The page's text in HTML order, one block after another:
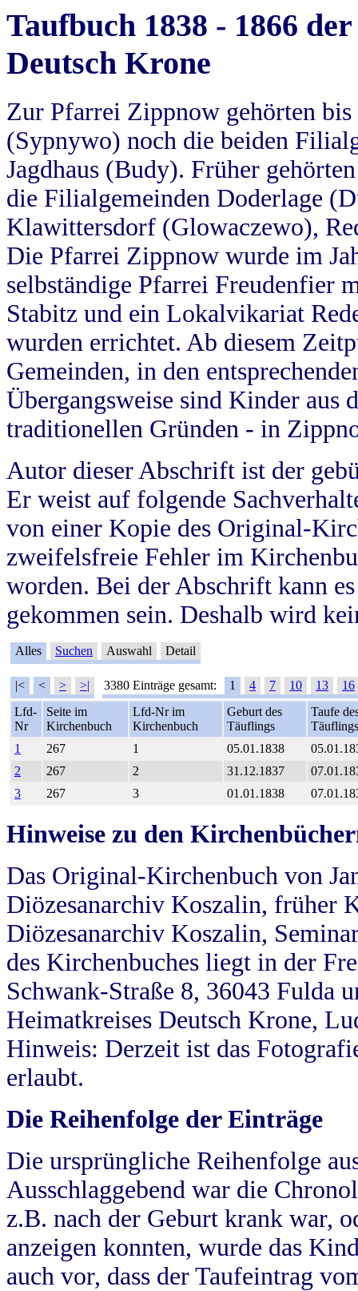
Taufbuch 1838 - 1866
Deutsch Krone
Zur Pfarrei Zippnow gehörten
(Sypnywo) noch die beiden
Jagdhaus (Budy). Früher
die Filialgemeinden Doderlage
Klawittersdorf (Glowaczewo),
Die Pfarrei Zippnow wurde im
selbständige Pfarrei Freudenfier
Stabitz und ein Lokalvikariat
wurden errichtet. Ab diesem
Gemeinden, in den
Übergangsweise sind Kinder aus
traditionellen Gründen - in
Autor dieser Abschrift ist der
Er weist auf folgende
von einer Kopie des Original-
zweifelsfreie Fehler im
worden. Bei der Abschrift kann
gekommen sein. Deshalb wird
Alles Suchen Auswahl Detail
|< < > >| 3380 Einträge gesamt: 1 4 7 10 13
16
Lfd-
Nr
Seite im
Kirchenbuch
Lfd-Nr im
Kirchenbuch
Geburt des
Täuflings
Taufe
Täuflings
1
267 1 05.01.1838
2
267 2 31.12.1837
3
267 3 01.01.1838
Hinweise zu den
Das Original-Kirchenbuch von
Diözesanarchiv Koszalin, früher
Diözesanarchiv Koszalin,
des Kirchenbuches liegt in der
Schwank-Straße 8, 36043 Fulda
Heimatkreises Deutsch Krone,
Hinweis: Derzeit ist das
erlaubt.
Die Reihenfolge der Einträge
Die ursprüngliche Reihenfolge
Ausschlaggebend war die
z.B. nach der Geburt krank war,
anzeigen konnten, wurde das
auch vor, dass der Taufeintrag